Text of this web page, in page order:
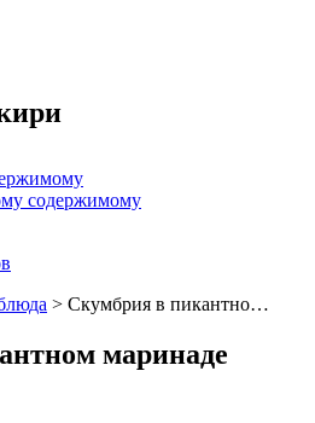
содержимому
> Скумбрия в пикантно…
маринаде